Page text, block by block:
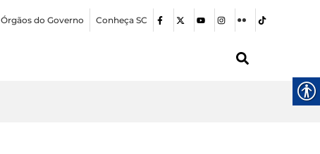
Órgãos do Governo Conheça SC